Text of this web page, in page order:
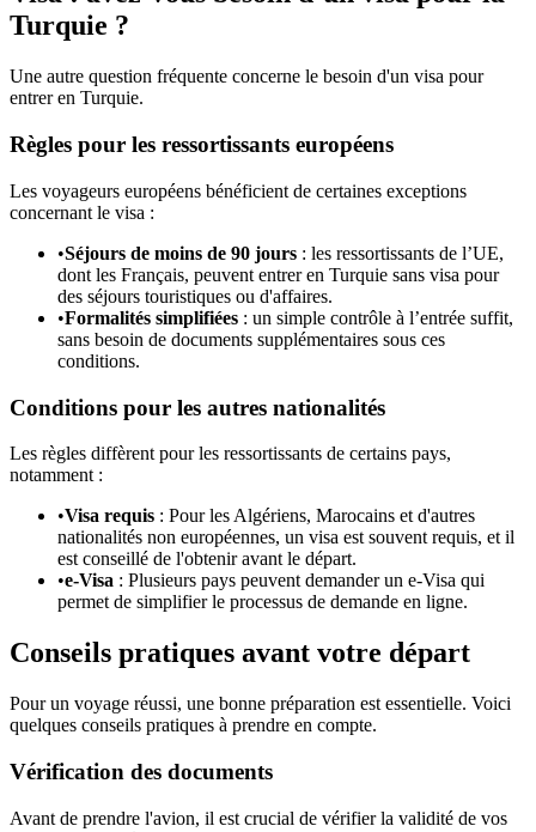
Turquie ?
Une autre question fréquente concerne le besoin d'un visa pour
entrer en Turquie.
Règles pour les ressortissants européens
Les voyageurs européens bénéficient de certaines exceptions
concernant le visa :
•Séjours de moins de 90 jours : les ressortissants de l’UE,
dont les Français, peuvent entrer en Turquie sans visa pour
des séjours touristiques ou d'affaires.
•Formalités simplifiées : un simple contrôle à l’entrée suffit,
sans besoin de documents supplémentaires sous ces
conditions.
Conditions pour les autres nationalités
Les règles diffèrent pour les ressortissants de certains pays,
notamment :
•Visa requis : Pour les Algériens, Marocains et d'autres
nationalités non européennes, un visa est souvent requis, et il
est conseillé de l'obtenir avant le départ.
•e-Visa : Plusieurs pays peuvent demander un e-Visa qui
permet de simplifier le processus de demande en ligne.
Conseils pratiques avant votre départ
Pour un voyage réussi, une bonne préparation est essentielle. Voici
quelques conseils pratiques à prendre en compte.
Vérification des documents
Avant de prendre l'avion, il est crucial de vérifier la validité de vos